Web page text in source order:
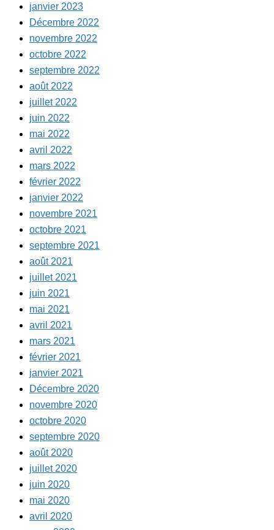
janvier 2023
Décembre 2022
novembre 2022
octobre 2022
septembre 2022
août 2022
juillet 2022
juin 2022
mai 2022
avril 2022
mars 2022
février 2022
janvier 2022
novembre 2021
octobre 2021
septembre 2021
août 2021
juillet 2021
juin 2021
mai 2021
avril 2021
mars 2021
février 2021
janvier 2021
Décembre 2020
novembre 2020
octobre 2020
septembre 2020
août 2020
juillet 2020
juin 2020
mai 2020
avril 2020